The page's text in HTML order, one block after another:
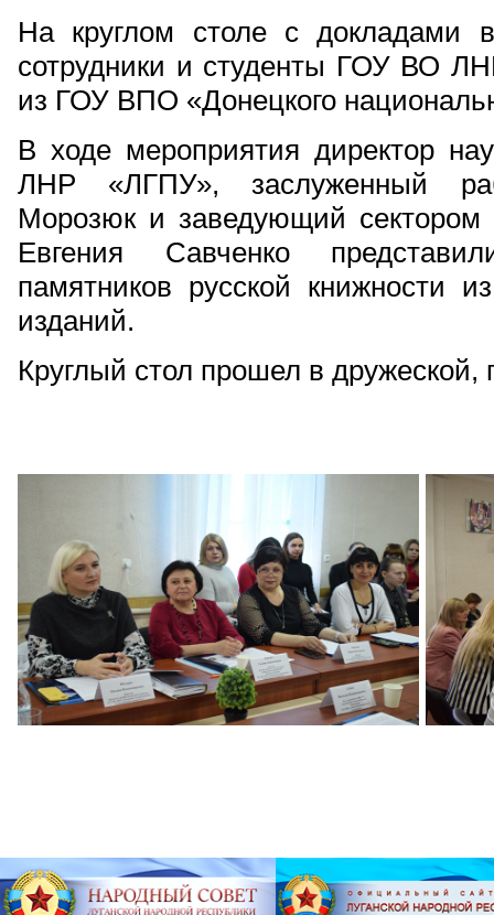
На круглом столе с докладами
сотрудники и студенты ГОУ ВО
из ГОУ ВПО «Донецкого
В ходе мероприятия директор
ЛНР «ЛГПУ», заслуженный
Морозюк и заведующий сектором
Евгения Савченко
памятников русской книжности
изданий.
Круглый стол прошел в